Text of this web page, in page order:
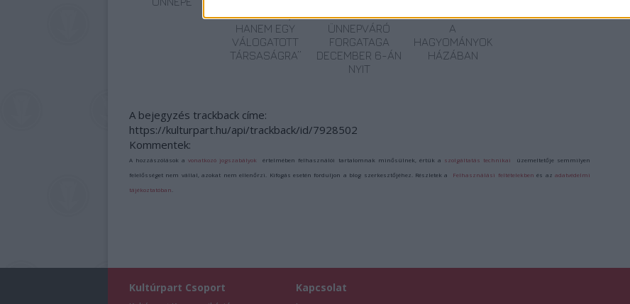
UTAZUNK,
HANEM EGY
VÁLOGATOTT
TÁRSASÁGRA”
HÁZA
ÜNNEPVÁRÓ
FORGATAGA
DECEMBER 6-ÁN
NYIT
GYERMEKEKNEK
A
HAGYOMÁNYOK
HÁZÁBAN
A bejegyzés trackback címe:
https://kulturpart.hu/api/trackback/id/7928502
Kommentek:
A hozzászólások avonatkozó jogszabályok értelmében felhasználói tartalomnak minősülnek, értük a szolgáltatás technikai üzemeltetője semmilyen
felelősséget nem vállal, azokat nem ellenőrzi. Kifogás esetén forduljon a blog szerkesztőjéhez. Részletek a Felhasználási feltételekben és azadatvédelmi
tájékoztatóban
Kultúrpart Csoport Kapcsolat